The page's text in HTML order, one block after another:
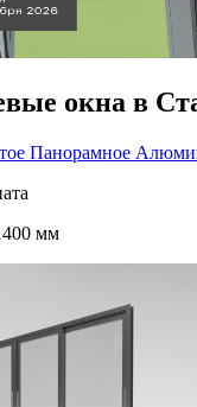
окна в
Панорамное
мм